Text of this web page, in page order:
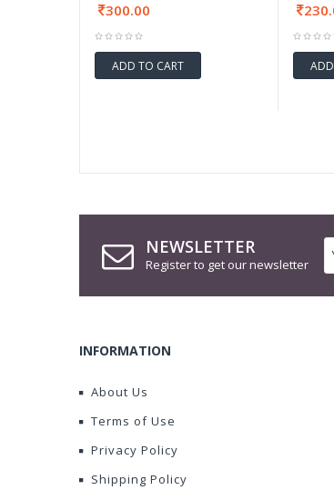
300.00
ADD TO CART
NEWSLETTER
Register to get our newsletter
INFORMATION
About Us
Terms of Use
Privacy Policy
Shipping Policy